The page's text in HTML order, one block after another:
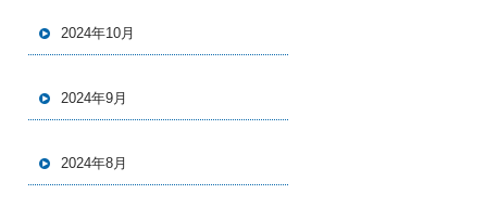
2024年10月
2024年9月
2024年8月